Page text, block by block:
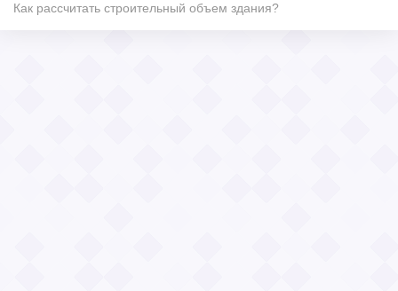
Как рассчитать строительный объем здания?